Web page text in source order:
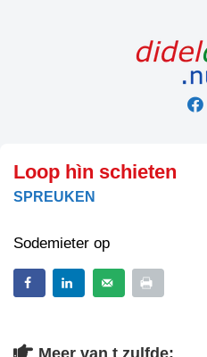
Loop hìn schieten
SPREUKEN
Sodemieter op
Meer van t zulfde: